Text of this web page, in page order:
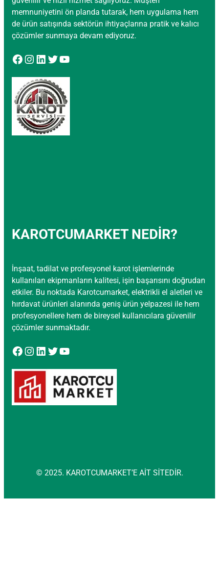
memnuniyetini ön planda tutarak, hem uygulama hem
de ürün satışında sektörün ihtiyaçlarına pratik ve kalıcı
çözümler sunmaya devam ediyoruz.
Facebook Instagram LinkedIn Twitter YouTube
KAROTCUMARKET NEDİR?
İnşaat, tadilat ve profesyonel karot işlemlerinde
kullanılan ekipmanların kalitesi, işin başarısını doğrudan
etkiler. Bu noktada Karotcumarket, elektrikli el aletleri ve
hırdavat ürünleri alanında geniş ürün yelpazesi ile hem
profesyonellere hem de bireysel kullanıcılara güvenilir
çözümler sunmaktadır.
Facebook Instagram LinkedIn Twitter YouTube
© 2025. KAROTCUMARKET’E AİT SİTEDİR.